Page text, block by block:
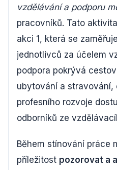
vzdělávání a podporu
pracovníků. Tato
akci 1, která se
jednotlivců za účelem
podpora pokrývá
ubytování a stravování,
profesního rozvoje
odborníků ze
Během stínování práce
příležitost pozorovat a